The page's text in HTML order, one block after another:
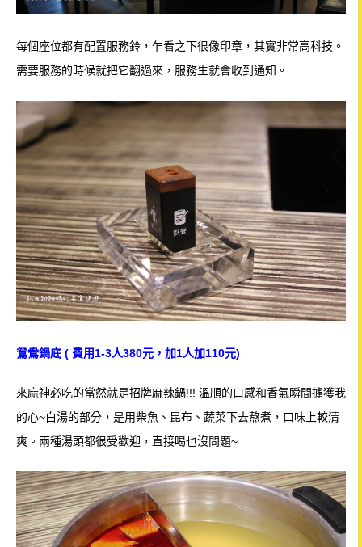
每個座位都有配置服務鈴，乍看之下很像印章，其實非常高科技。
需要服務的時候就把它翻過來，服務生就會收到通知。
鴛鴦鍋底 ( 費用1-3人380元，加1人加110元)
來麻神必吃的當然就是招牌麻辣鍋!!! 溫順的口感和香氣瞬間擄獲我
的心~白湯的部分，是用柴魚、昆布、蔬菜下去熬煮，口味上較清
爽。兩種湯頭都很受歡迎，直接喝也沒問題~